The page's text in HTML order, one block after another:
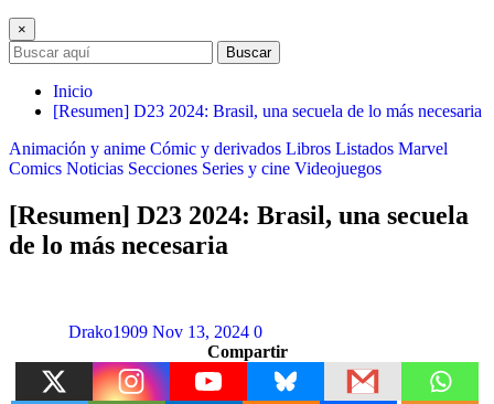
×
Buscar
Inicio
[Resumen] D23 2024: Brasil, una secuela de lo más necesaria
Animación y anime Cómic y derivados Libros Listados Marvel
Comics Noticias Secciones Series y cine Videojuegos
[Resumen] D23 2024: Brasil, una secuela
de lo más necesaria
Drako1909 Nov 13, 2024 0
Compartir